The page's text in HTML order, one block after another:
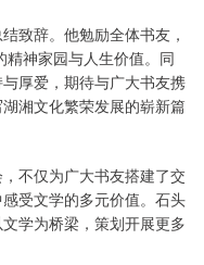
致辞。他勉励全体书友，
精神家园与人生价值。同
厚爱，期待与广大书友携
湘文化繁荣发展的崭新篇
不仅为广大书友搭建了交
受文学的多元价值。石头
学为桥梁，策划开展更多